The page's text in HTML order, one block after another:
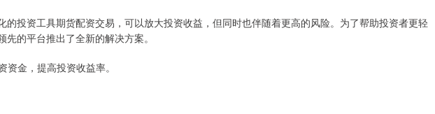
的投资工具期货配资交易，可以放大投资收益，但同时也伴随着更高的风险。为了帮助投资者更轻
的平台推出了全新的解决方案。
资金，提高投资收益率。